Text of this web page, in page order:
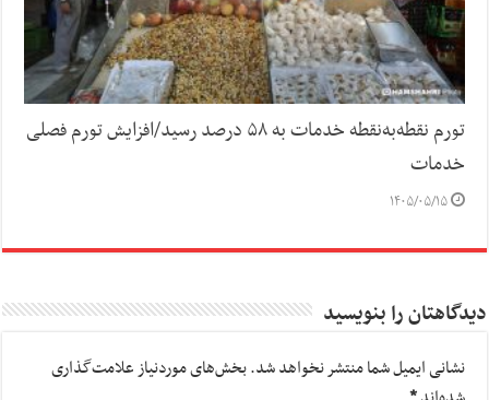
تورم نقطه‌به‌نقطه خدمات به ۵۸ درصد رسید/افزایش تورم فصلی
خدمات
۱۴۰۵/۰۵/۱۵
دیدگاهتان را بنویسید
نشانی ایمیل شما منتشر نخواهد شد.بخش‌های موردنیاز علامت‌گذاری